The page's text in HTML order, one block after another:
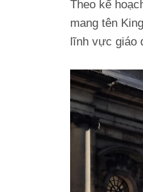
Theo kế
mang tên
lĩnh vực giáo